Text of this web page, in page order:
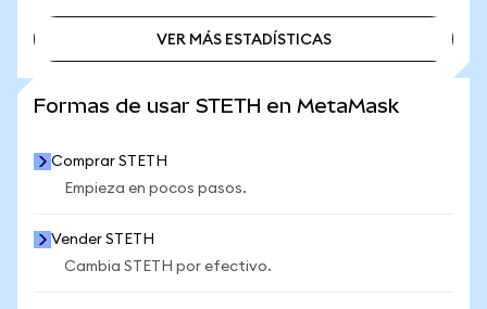
VER MÁS ESTADÍSTICAS
Formas de usar STETH en MetaMask
Comprar STETH
Empieza en pocos pasos.
Vender STETH
Cambia STETH por efectivo.